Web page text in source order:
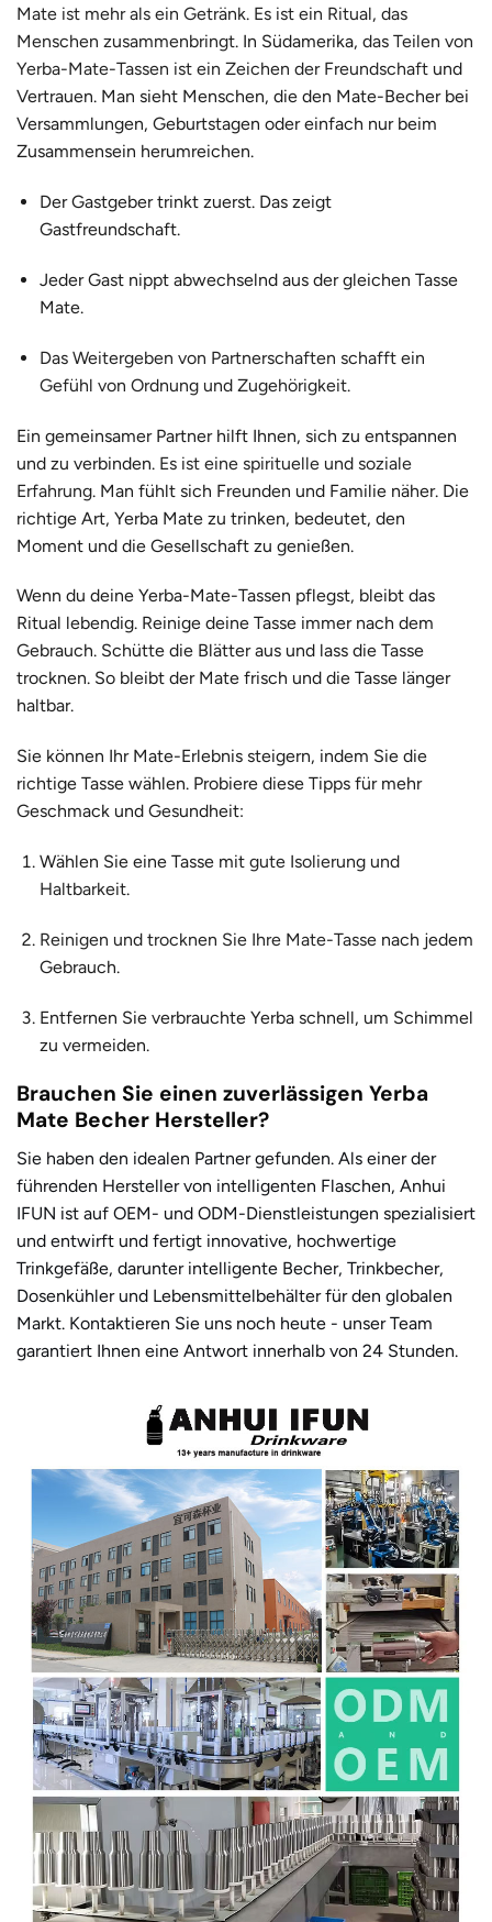
Mate ist mehr als ein Getränk. Es ist ein Ritual, das
Menschen zusammenbringt. In Südamerika, das Teilen von
Yerba-Mate-Tassen ist ein Zeichen der Freundschaft und
Vertrauen. Man sieht Menschen, die den Mate-Becher bei
Versammlungen, Geburtstagen oder einfach nur beim
Zusammensein herumreichen.
Der Gastgeber trinkt zuerst. Das zeigt
Gastfreundschaft.
Jeder Gast nippt abwechselnd aus der gleichen Tasse
Mate.
Das Weitergeben von Partnerschaften schafft ein
Gefühl von Ordnung und Zugehörigkeit.
Ein gemeinsamer Partner hilft Ihnen, sich zu entspannen
und zu verbinden. Es ist eine spirituelle und soziale
Erfahrung. Man fühlt sich Freunden und Familie näher. Die
richtige Art, Yerba Mate zu trinken, bedeutet, den
Moment und die Gesellschaft zu genießen.
Wenn du deine Yerba-Mate-Tassen pflegst, bleibt das
Ritual lebendig. Reinige deine Tasse immer nach dem
Gebrauch. Schütte die Blätter aus und lass die Tasse
trocknen. So bleibt der Mate frisch und die Tasse länger
haltbar.
Sie können Ihr Mate-Erlebnis steigern, indem Sie die
richtige Tasse wählen. Probiere diese Tipps für mehr
Geschmack und Gesundheit:
Wählen Sie eine Tasse mit gute Isolierung und
Haltbarkeit.
Reinigen und trocknen Sie Ihre Mate-Tassenach jedem
Gebrauch.
Entfernen Sie verbrauchte Yerba schnell, um Schimmel
zu vermeiden.
Brauchen Sie einen zuverlässigen Yerba
Mate Becher Hersteller?
Sie haben den idealen Partner gefunden. Als einer der
führenden Hersteller von intelligenten Flaschen, Anhui
IFUN ist auf OEM- und ODM-Dienstleistungen spezialisiert
und entwirft und fertigt innovative, hochwertige
Trinkgefäße, darunter intelligente Becher, Trinkbecher,
Dosenkühler und Lebensmittelbehälter für den globalen
Markt. Kontaktieren Sie uns noch heute - unser Team
garantiert Ihnen eine Antwort innerhalb von 24 Stunden.